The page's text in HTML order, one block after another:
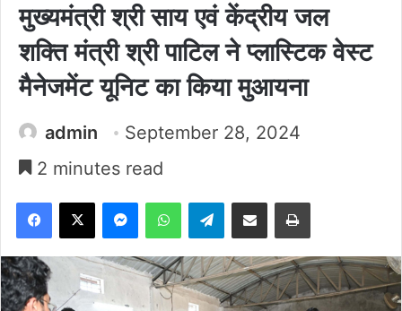
मुख्यमंत्री श्री साय एवं केंद्रीय जल
शक्ति मंत्री श्री पाटिल ने प्लास्टिक वेस्ट
मैनेजमेंट यूनिट का किया मुआयना
admin
September 28, 2024
2 minutes read
Facebook
X MessengerWhatsAppTelegramShare via Email Print